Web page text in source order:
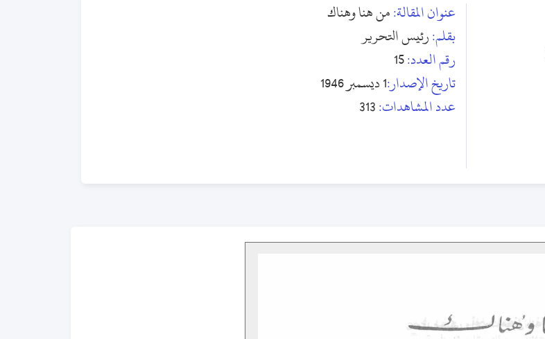
عنوان المقالة:من هنا وهناك
بقلم:رئيس التحرير
رقم العدد:15
تاريخ الإصدار:1 ديسمبر 1946
عدد المشاهدات:313